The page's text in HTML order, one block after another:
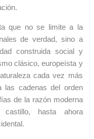
que no se limite a la
de verdad, sino a
construida social y
clásico, europeísta y
cada vez más
las cadenas del orden
de la razón moderna
hasta ahora